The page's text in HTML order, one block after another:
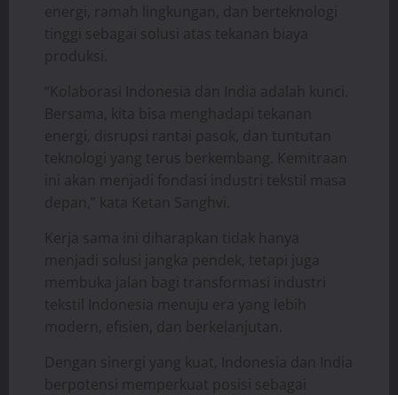
energi, ramah lingkungan, dan berteknologi
tinggi sebagai solusi atas tekanan biaya
produksi.
“Kolaborasi Indonesia dan India adalah kunci.
Bersama, kita bisa menghadapi tekanan
energi, disrupsi rantai pasok, dan tuntutan
teknologi yang terus berkembang. Kemitraan
ini akan menjadi fondasi industri tekstil masa
depan,” kata Ketan Sanghvi.
Kerja sama ini diharapkan tidak hanya
menjadi solusi jangka pendek, tetapi juga
membuka jalan bagi transformasi industri
tekstil Indonesia menuju era yang lebih
modern, efisien, dan berkelanjutan.
Dengan sinergi yang kuat, Indonesia dan India
berpotensi memperkuat posisi sebagai